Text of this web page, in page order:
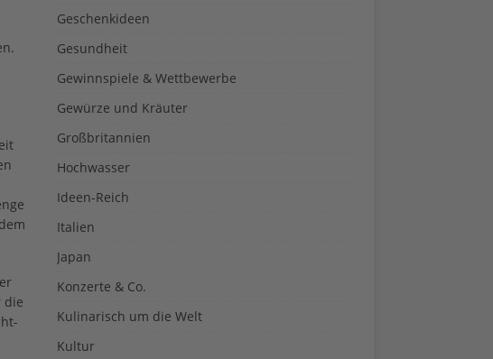
die
Geschenkideen
Gesundheit
Gewinnspiele & Wettbewerbe
Gewürze und Kräuter
Großbritannien
Hochwasser
Ideen-Reich
Italien
Japan
Konzerte & Co.
Kulinarisch um die Welt
Kultur